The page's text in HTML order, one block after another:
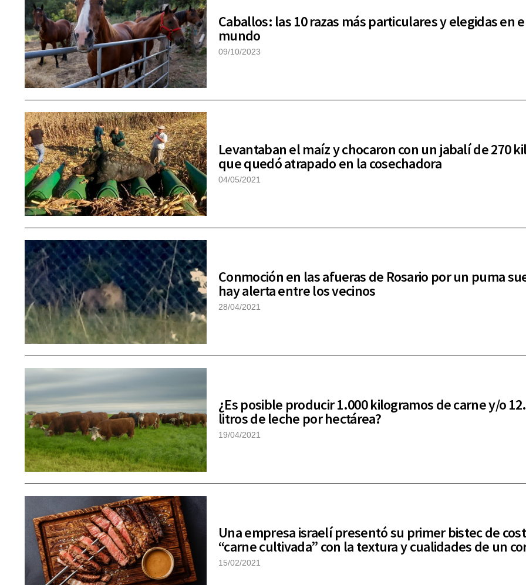
Caballos: las 10 razas más particulares y elegidas en
mundo
09/10/2023
Levantaban el maíz y chocaron con un jabalí de 270
que quedó atrapado en la cosechadora
04/05/2021
Conmoción en las afueras de Rosario por un puma
hay alerta entre los vecinos
28/04/2021
¿Es posible producir 1.000 kilogramos de carne y/o
litros de leche por hectárea?
19/04/2021
Una empresa israelí presentó su primer bistec de
“carne cultivada” con la textura y cualidades de un
15/02/2021